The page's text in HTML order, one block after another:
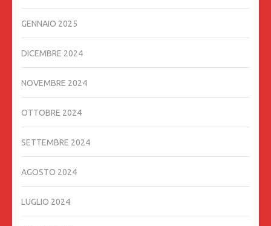
GENNAIO 2025
DICEMBRE 2024
NOVEMBRE 2024
OTTOBRE 2024
SETTEMBRE 2024
AGOSTO 2024
LUGLIO 2024